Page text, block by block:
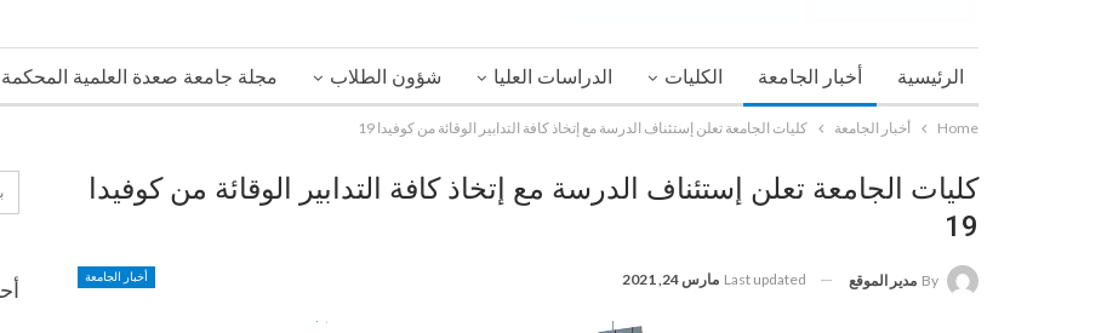
الرئيسية أخبار الجامعة الكليات الدراسات العليا شؤون الطلاب مجلة جامعة صعدة العلمية المحكمة
Home أخبار الجامعة كليات الجامعة تعلن إستئناف الدرسة مع إتخاذ كافة التدابير الوقائة من كوفيدا 19
كليات الجامعة تعلن إستئناف الدرسة مع إتخاذ كافة التدابير الوقائة من كوفيدا
19
أخبار الجامعة By مدير الموقع Last updated مارس 24, 2021